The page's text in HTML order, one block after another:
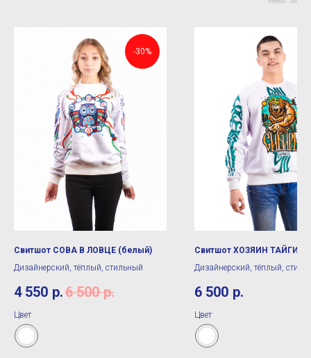
-30%
Свитшот СОВА В ЛОВЦЕ (белый)
Дизайнерский, тёплый, стильный
4 550 р.6 500 р.
Цвет
Свитшот ХОЗЯИН ТАЙГИ
Дизайнерский, тёплый,
6 500 р.
Цвет